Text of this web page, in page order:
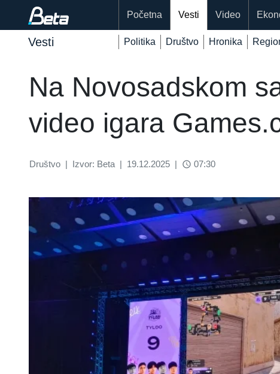
Početna Vesti Video
Vesti Politika Društvo Hronika
Na Novosadskom
video igara
Društvo | Izvor: Beta | 19.12.2025 | access_time 07:30